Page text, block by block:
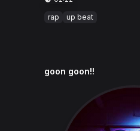
rap up beat
goon goon!!